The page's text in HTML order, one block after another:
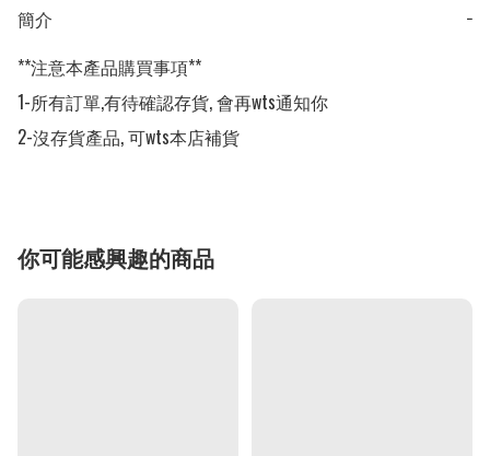
簡介
−
**注意本產品購買事項**
1-所有訂單,有待確認存貨, 會再wts通知你
2-沒存貨產品, 可wts本店補貨
你可能感興趣的商品